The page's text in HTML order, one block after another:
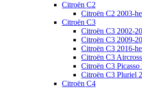
Citroën C2
Citroën C2 2003-
Citroën C3
Citroën C3 2002-
Citroën C3 2009-
Citroën C3 2016-
Citroën C3
Citroën C3
Citroën C3 Pluriel
Citroën C4